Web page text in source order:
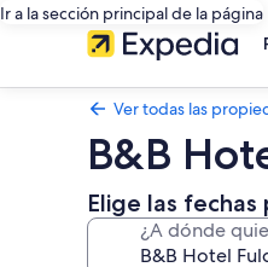
Ir a la sección principal de la página
Ver todas las
B&B
Elige las fechas
¿A dónde